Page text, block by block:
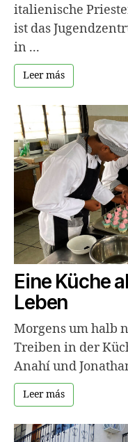
italienische
ist das
in ...
Leer más
Eine Küche
Leben
Morgens um halb
Treiben in der
Anahí und
Leer más